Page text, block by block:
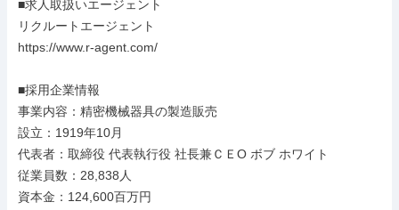
■求人取扱いエージェント
リクルートエージェント
https://www.r-agent.com/
■採用企業情報
事業内容：精密機械器具の製造販売
設立：1919年10月
代表者：取締役 代表執行役 社長兼ＣＥО ボブ ホワイト
従業員数：28,838人
資本金：124,600百万円